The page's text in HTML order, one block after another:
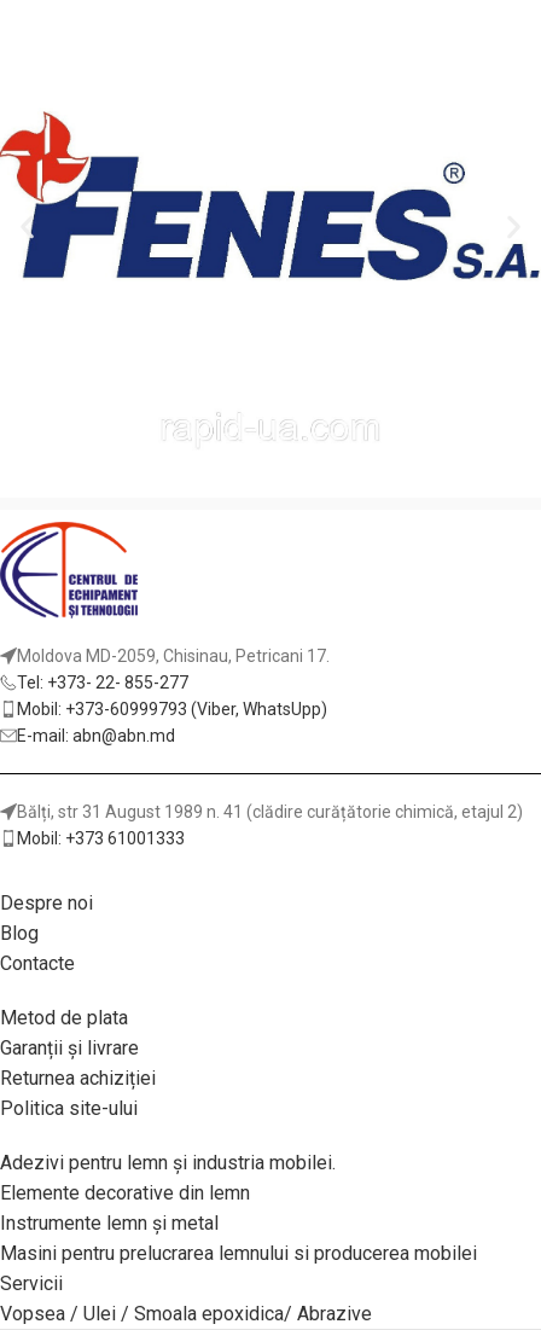
Moldova MD-2059, Chisinau, Petricani 17.
Tel: +373- 22- 855-277
Mobil: +373-60999793 (Viber, WhatsUpp)
E-mail: abn@abn.md
Bălți, str 31 August 1989 n. 41 (clădire curățătorie chimică, etajul 2)
Mobil: +373 61001333
Despre noi
Blog
Contacte
Metod de plata
Garanții și livrare
Returnea achiziției
Politica site-ului
Adezivi pentru lemn și industria mobilei.
Elemente decorative din lemn
Instrumente lemn și metal
Masini pentru prelucrarea lemnului si producerea mobilei
Servicii
Vopsea / Ulei / Smoala epoxidica/ Abrazive